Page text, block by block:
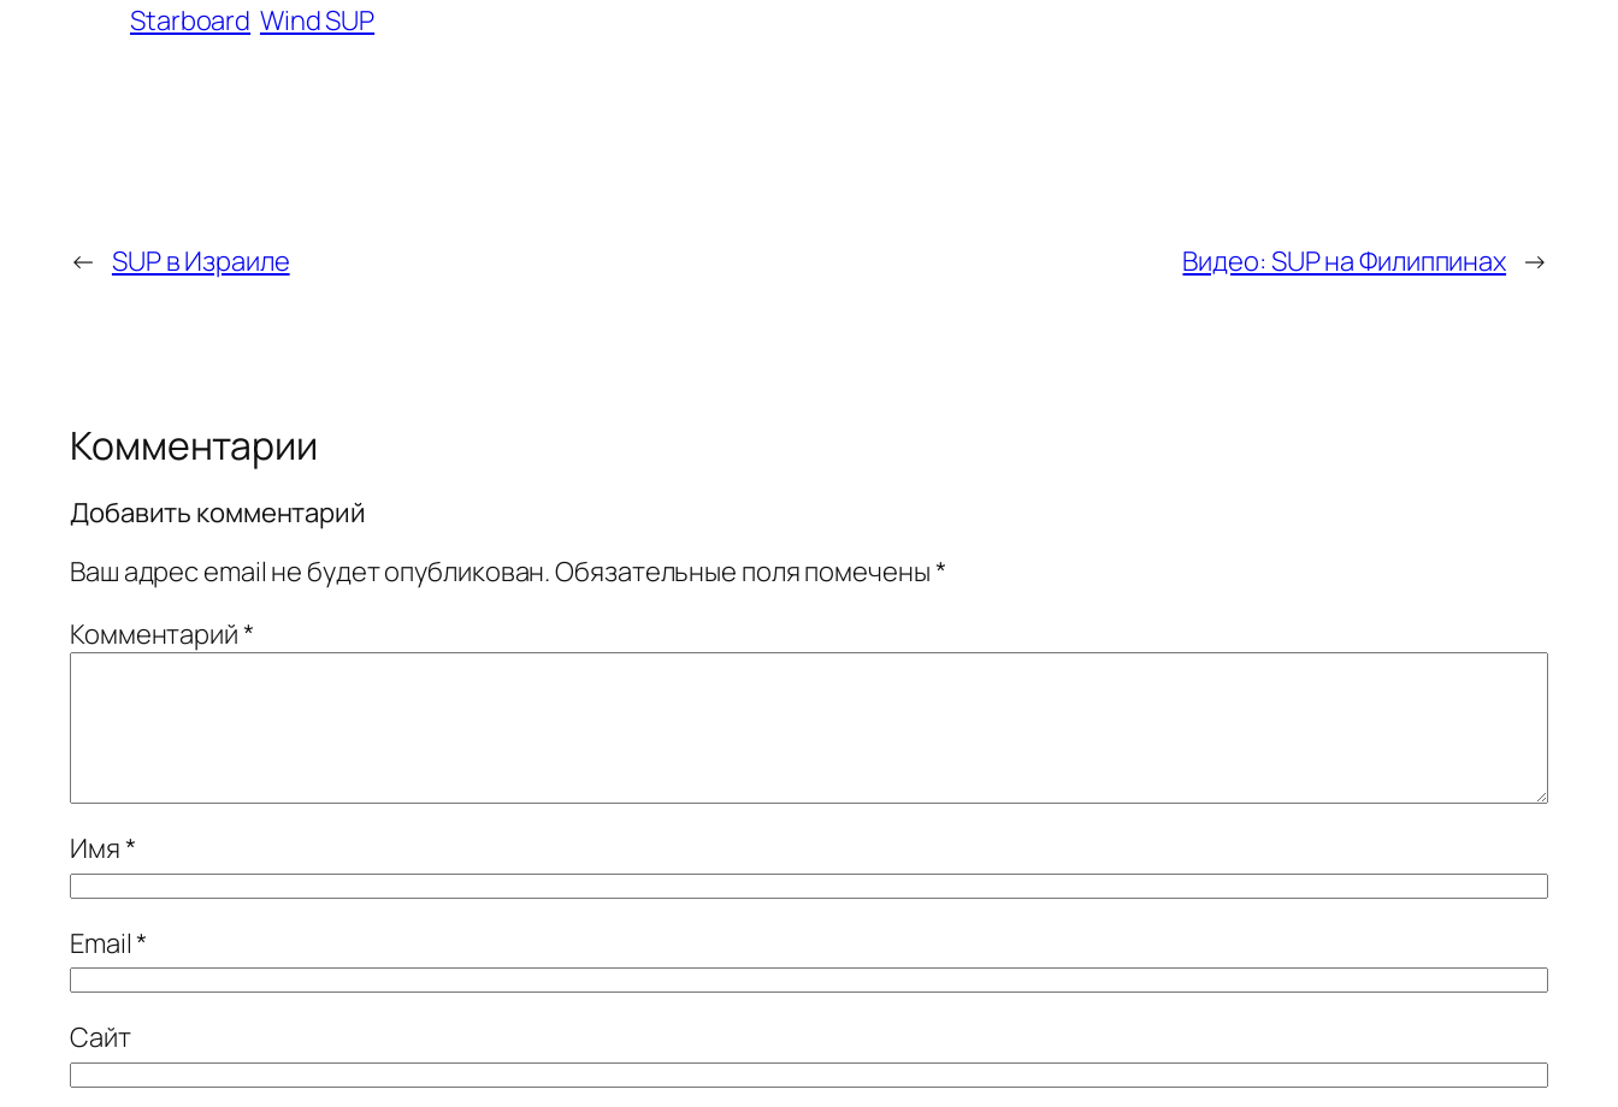
Starboard Wind SUP
← SUP в Израиле Видео: SUP на Филиппинах →
Комментарии
Добавить комментарий
Ваш адрес email не будет опубликован.Обязательные поля помечены*
Комментарий*
Имя*
Email*
Сайт